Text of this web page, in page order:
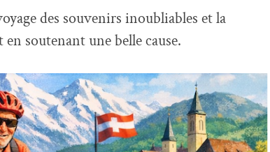
des souvenirs inoubliables et la
soutenant une belle cause.